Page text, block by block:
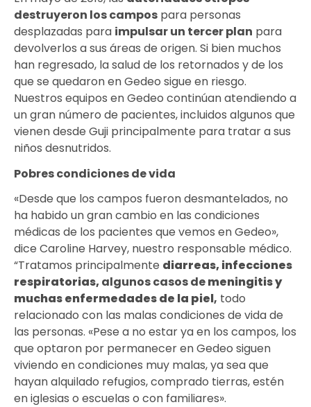
destruyeron los campos para personas
desplazadas para impulsar un tercer plan para
devolverlos a sus áreas de origen. Si bien muchos
han regresado, la salud de los retornados y de los
que se quedaron en Gedeo sigue en riesgo.
Nuestros equipos en Gedeo continúan atendiendo a
un gran número de pacientes, incluidos algunos que
vienen desde Guji principalmente para tratar a sus
niños desnutridos.
Pobres condiciones de vida
«Desde que los campos fueron desmantelados, no
ha habido un gran cambio en las condiciones
médicas de los pacientes que vemos en Gedeo»,
dice Caroline Harvey, nuestro responsable médico.
“Tratamos principalmente diarreas, infecciones
respiratorias, algunos casos demeningitis y
muchas enfermedades de la piel, todo
relacionado con las malas condiciones de vida de
las personas. «Pese a no estar ya en los campos, los
que optaron por permanecer en Gedeo siguen
viviendo en condiciones muy malas, ya sea que
hayan alquilado refugios, comprado tierras, estén
en iglesias o escuelas o con familiares».